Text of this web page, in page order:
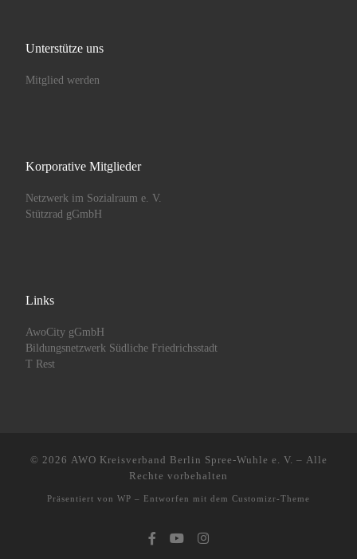
Unterstütze uns
Mitglied werden
Korporative Mitglieder
Netzwerk im Sozialraum e. V.
Stützrad gGmbH
Links
AwoCity gGmbH
Bildungsnetzwerk Südliche Friedrichsstadt
T Rest
© 2026 AWO Kreisverband Berlin Spree-Wuhle e. V. – Alle
Rechte vorbehalten
Präsentiert von WP – Entworfen mit dem Customizr-Theme